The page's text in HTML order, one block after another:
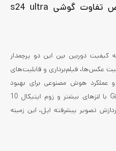
سؤالات پرتکرار در خصوص تفاوت گوشی s24 ultra
کیفیت دوربین بین این دو پرچمدار
عکس‌ها، فیلم‌برداری و قابلیت‌های
و عملکرد هوش مصنوعی برای بهبود
تصاویر هستند. Galaxy S24 Ultra با لنزهای بیشتر و زوم اپتیکال 10
پرومکس با پردازش تصویر پیشرفته اپل، این زمینه